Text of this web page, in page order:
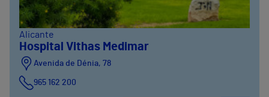
Alicante
Hospital Vithas Medimar
Avenida de Dénia, 78
965 162 200